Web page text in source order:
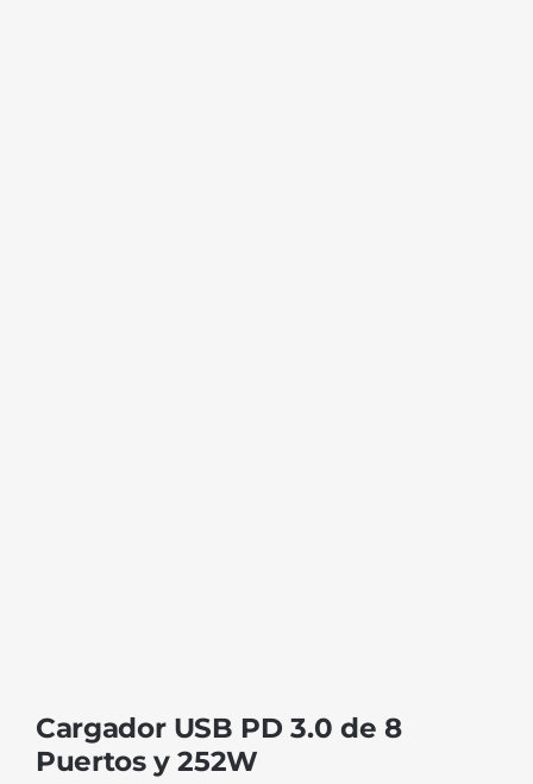
Cargador USB PD 3.0 de 8
Puertos y 252W